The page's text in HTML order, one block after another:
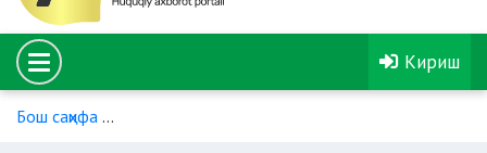
Кириш
Бош саҳифа